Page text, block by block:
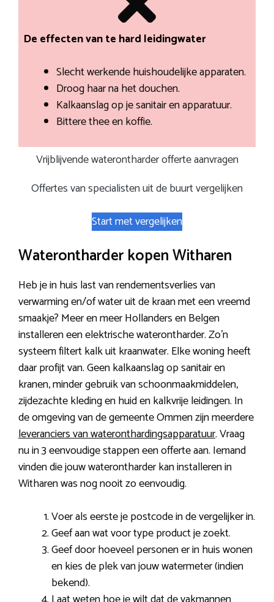
De effecten van te hard leidingwater
Slecht werkende huishoudelijke apparaten.
Droog haar na het douchen.
Kalkaanslag op je sanitair en apparatuur.
Bittere thee en koffie.
Vrijblijvende waterontharder offerte aanvragen
Offertes van specialisten uit de buurt vergelijken
Start met vergelijken
Waterontharder kopen Witharen
Heb je in huis last van rendementsverlies van
verwarming en/of water uit de kraan met een vreemd
smaakje? Meer en meer Hollanders en Belgen
installeren een elektrische waterontharder. Zo’n
systeem filtert kalk uit kraanwater. Elke woning heeft
daar profijt van. Geen kalkaanslag op sanitair en
kranen, minder gebruik van schoonmaakmiddelen,
zijdezachte kleding en huid en kalkvrije leidingen. In
de omgeving van de gemeente Ommen zijn meerdere
leveranciers van wateronthardingsapparatuur. Vraag
nu in 3 eenvoudige stappen een offerte aan. Iemand
vinden die jouw waterontharder kan installeren in
Witharen was nog nooit zo eenvoudig.
Voer als eerste je postcode in de vergelijker in.
Geef aan wat voor type product je zoekt.
Geef door hoeveel personen er in huis wonen
en kies de plek van jouw watermeter (indien
bekend).